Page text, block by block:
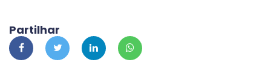
Partilhar